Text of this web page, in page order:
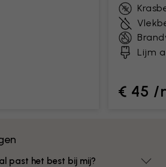
Lijm
€ 45 /
past het best bij mij?